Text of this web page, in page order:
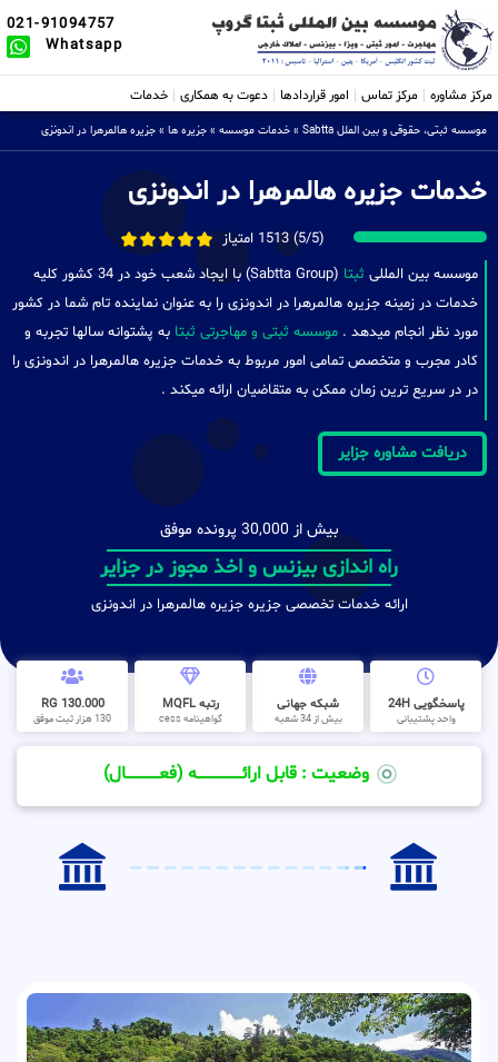
021-91094757
Whatsapp
مرکز مشاوره مرکز تماس امور قراردادها دعوت به همکاری خدمات
موسسه ثبتی، حقوقی و بین الملل Sabtta » خدمات موسسه » جزیره ها » جزیره هالمرهرا در اندونزی
خدمات جزیره هالمرهرا در اندونزی
(5/5) 1513 امتیاز
موسسه بین المللی ثبتا
(Sabtta Group) با ایجاد شعب خود در 34 کشور کلیه
خدمات در زمینه جزیره هالمرهرا در اندونزی را به عنوان نماینده تام شما در کشور
مورد نظر انجام میدهد . موسسه ثبتی و مهاجرتی ثبتا به پشتوانه سالها تجربه و
کادر مجرب و متخصص تمامی امور مربوط به خدمات جزیره هالمرهرا در اندونزی را
در در سریع ترین زمان ممکن به متقاضیان ارائه میکند .
دریافت مشاوره جزایر
بیش از 30,000 پرونده موفق
راه اندازی بیزنس و اخذ مجوز در جزایر
ارائه خدمات تخصصی جزیره جزیره هالمرهرا در اندونزی
پاسخگویی 24H
واحد پشتیبانی
شبکه جهانی
بیش از 34 شعبه
رتبه MQFL
گواهینامه cess
130.000 RG
130 هزار ثبت موفق
وضعیت : قابل ارائــــــــــــــــــــه (فعـــــــــــــــال)